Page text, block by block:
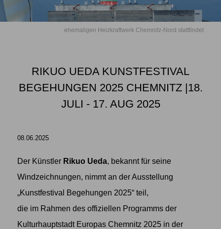
ehemaligen Heizkraftwerk Chemnitz-Nord stattfindet
RIKUO UEDA KUNSTFESTIVAL
BEGEHUNGEN 2025 CHEMNITZ |18.
JULI - 17. AUG 2025
08.06.2025
Der Künstler Rikuo Ueda, bekannt für seine
Windzeichnungen, nimmt an der Ausstellung
„Kunstfestival Begehungen 2025“ teil,
die im Rahmen des offiziellen Programms der
Kulturhauptstadt Europas Chemnitz 2025 in der